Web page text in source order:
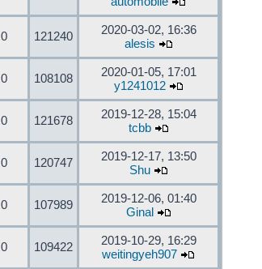
0 121240
2020-03-02, 16:36
alesis
0 108108
2020-01-05, 17:01
y1241012
0 121678
2019-12-28, 15:04
tcbb
0 120747
2019-12-17, 13:50
Shu
0 107989
2019-12-06, 01:40
Ginal
0 109422
2019-10-29, 16:29
weitingyeh907